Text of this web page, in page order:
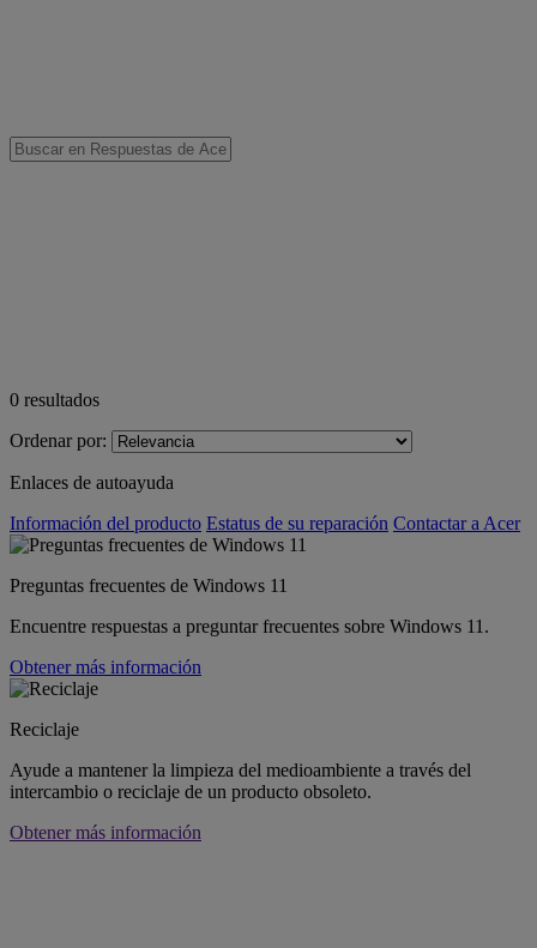
0 resultados
Ordenar por:
Enlaces de autoayuda
Información del producto Estatus de su reparación Contactar a Acer
Preguntas frecuentes de Windows 11
Encuentre respuestas a preguntar frecuentes sobre Windows 11.
Obtener más información
Reciclaje
Ayude a mantener la limpieza del medioambiente a través del
intercambio o reciclaje de un producto obsoleto.
Obtener más información